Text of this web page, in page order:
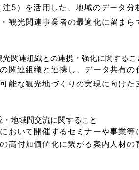
注5）を活用した、地域のデータ分
観光関連事業者の最適化に留まら
光関連組織との連携・強化に関するこ
関連組織と連携し、データ共有の
能な観光地づくりの実現に向けた
・地域間交流に関すること
おいて開催するセミナーや事業
高付加価値化に繋がる案内人材の